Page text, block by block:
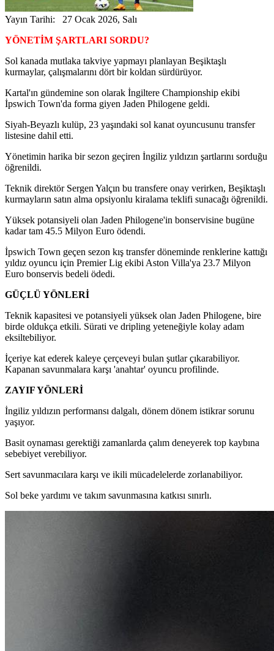
Yayın Tarihi: 27 Ocak 2026, Salı
YÖNETİM ŞARTLARI SORDU?
Sol kanada mutlaka takviye yapmayı planlayan Beşiktaşlı
kurmaylar, çalışmalarını dört bir koldan sürdürüyor.
Kartal'ın gündemine son olarak İngiltere Championship ekibi
İpswich Town'da forma giyen Jaden Philogene geldi.
Siyah-Beyazlı kulüp, 23 yaşındaki sol kanat oyuncusunu transfer
listesine dahil etti.
Yönetimin harika bir sezon geçiren İngiliz yıldızın şartlarını sorduğu
öğrenildi.
Teknik direktör Sergen Yalçın bu transfere onay verirken, Beşiktaşlı
kurmayların satın alma opsiyonlu kiralama teklifi sunacağı öğrenildi.
Yüksek potansiyeli olan Jaden Philogene'in bonservisine bugüne
kadar tam 45.5 Milyon Euro ödendi.
İpswich Town geçen sezon kış transfer döneminde renklerine kattığı
yıldız oyuncu için Premier Lig ekibi Aston Villa'ya 23.7 Milyon
Euro bonservis bedeli ödedi.
GÜÇLÜ YÖNLERİ
Teknik kapasitesi ve potansiyeli yüksek olan Jaden Philogene, bire
birde oldukça etkili. Sürati ve dripling yeteneğiyle kolay adam
eksiltebiliyor.
İçeriye kat ederek kaleye çerçeveyi bulan şutlar çıkarabiliyor.
Kapanan savunmalara karşı 'anahtar' oyuncu profilinde.
ZAYIF YÖNLERİ
İngiliz yıldızın performansı dalgalı, dönem dönem istikrar sorunu
yaşıyor.
Basit oynaması gerektiği zamanlarda çalım deneyerek top kaybına
sebebiyet verebiliyor.
Sert savunmacılara karşı ve ikili mücadelelerde zorlanabiliyor.
Sol beke yardımı ve takım savunmasına katkısı sınırlı.